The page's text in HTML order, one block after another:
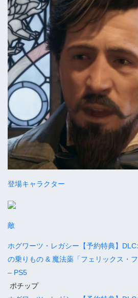
登場キャラクター
敵
ホグワーツ・レガシー【予約特典】
の乗りもの & 魔法薬「フェリックス・
– PS5
ポチップ